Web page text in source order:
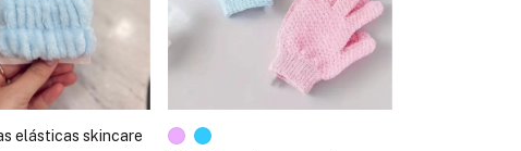
elásticas skincare